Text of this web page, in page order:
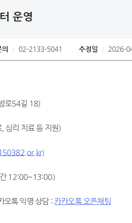
운영
의 02-2133-5041 수정일 2026-
로54길 18)
심리 치료 등 지원)
12:00~13:00)
톡 익명 상담 : 카카오톡 오픈채팅